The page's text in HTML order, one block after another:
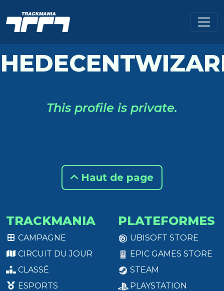
This profile is private.
Haut de page
TRACKMANIA
CAMPAGNE
CIRCUIT DU JOUR
CLASSÉ
ESPORTS
PLATEFORMES
UBISOFT STORE
EPIC GAMES STORE
STEAM
PLAYSTATION